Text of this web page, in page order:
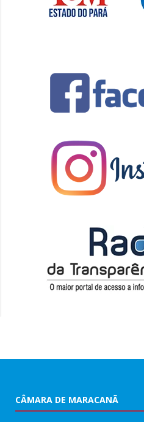
CÂMARA DE MARACANÃ